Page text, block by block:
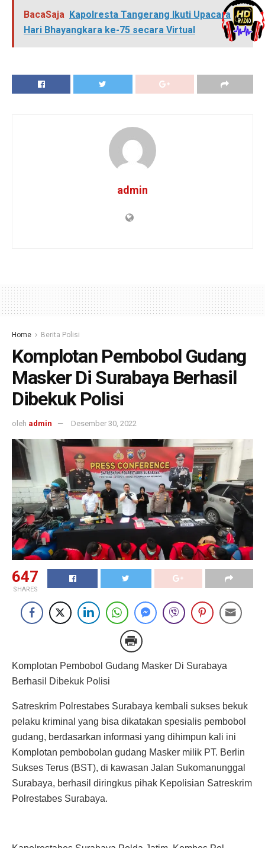
BacaSaja Kapolresta Tangerang Ikuti Upacara
Hari Bhayangkara ke-75 secara Virtual
admin
Home Berita Polisi
Komplotan Pembobol Gudang
Masker Di Surabaya Berhasil
Dibekuk Polisi
oleh admin Desember 30, 2022
647
SHARES
Komplotan Pembobol Gudang Masker Di Surabaya
Berhasil Dibekuk Polisi
Satreskrim Polrestabes Surabaya kembali sukses bekuk
pelaku kriminal yang bisa dikatakan spesialis pembobol
gudang, berdasarkan informasi yang dihimpun kali ini
Komplotan pembobolan gudang Masker milik PT. Berlin
Sukses Terus (BST), di kawasan Jalan Sukomanunggal
Surabaya, berhasil diringkus pihak Kepolisian Satreskrim
Polrestabes Surabaya.